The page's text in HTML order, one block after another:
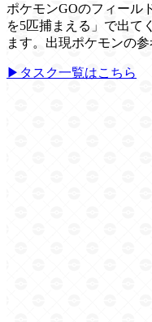
ポケモンGOのフィール
を5匹捕まえる」で出て
ます。出現ポケモンの参
▶タスク一覧はこちら